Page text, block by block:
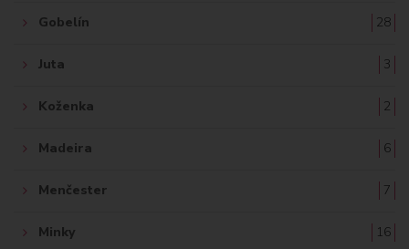
Gobelín 28
Juta 3
Koženka 2
Madeira 6
Menčester 7
Minky 16